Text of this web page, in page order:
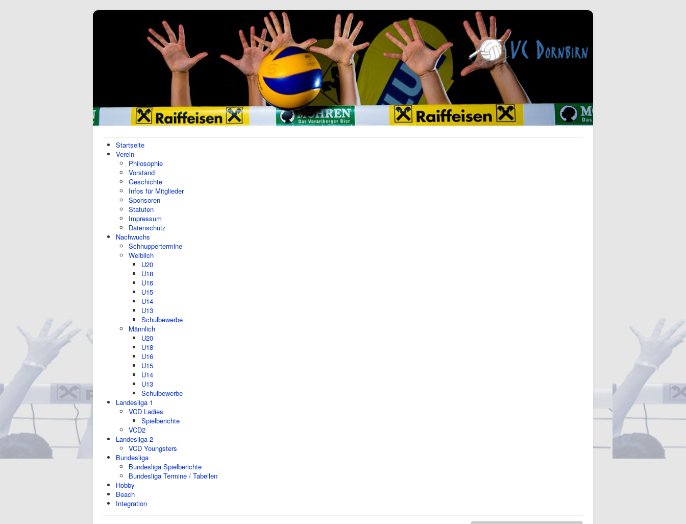
Startseite
Verein
Philosophie
Vorstand
Geschichte
Infos für Mitglieder
Sponsoren
Statuten
Impressum
Datenschutz
Nachwuchs
Schnuppertermine
Weiblich
U20
U18
U16
U15
U14
U13
Schulbewerbe
Männlich
U20
U18
U16
U15
U14
U13
Schulbewerbe
Landesliga 1
VCD Ladies
Spielberichte
VCD2
Landesliga 2
VCD Youngsters
Bundesliga
Bundesliga Spielberichte
Bundesliga Termine / Tabellen
Hobby
Beach
Integration